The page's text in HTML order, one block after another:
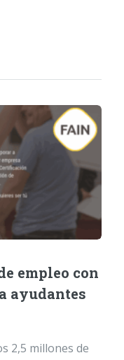
empleo con
ayudantes
2,5 millones de